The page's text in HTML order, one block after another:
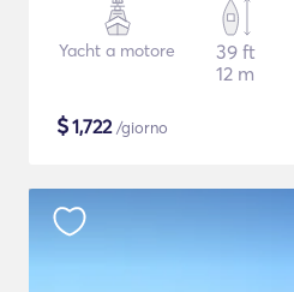
Yacht a motore
39 ft
12 m
$1,722/giorno